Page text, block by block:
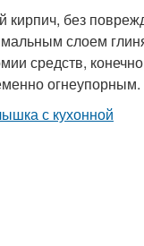
без
слоем
средств,
огнеупорным.